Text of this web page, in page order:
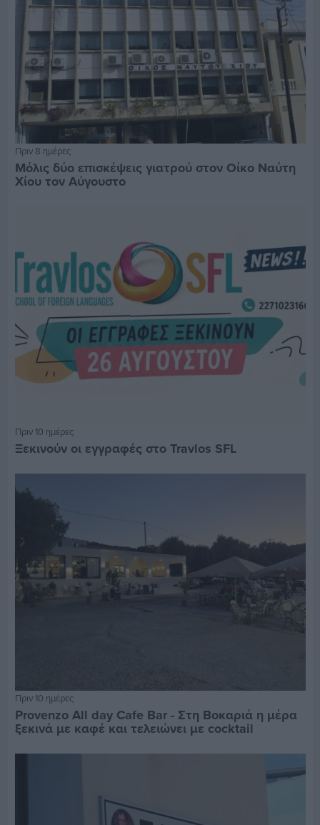
Πριν 8 ημέρες
Μόλις δύο επισκέψεις γιατρού στον Οίκο Ναύτη
Χίου τον Αύγουστο
Πριν 10 ημέρες
Ξεκινούν οι εγγραφές στο Travlos SFL
Πριν 10 ημέρες
Provenzo All day Cafe Bar - Στη Βοκαριά η μέρα
ξεκινά με καφέ και τελειώνει με cocktail